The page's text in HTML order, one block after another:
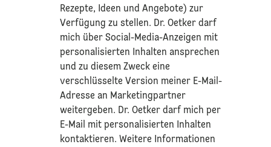
Rezepte, Ideen und Angebote) zur
Verfügung zu stellen. Dr. Oetker darf
mich über Social-Media-Anzeigen mit
personalisierten Inhalten ansprechen
und zu diesem Zweck eine
verschlüsselte Version meiner E-Mail-
Adresse an Marketingpartner
weitergeben. Dr. Oetker darf mich per
E-Mail mit personalisierten Inhalten
kontaktieren. Weitere Informationen